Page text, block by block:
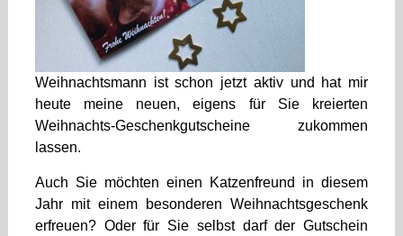
Weihnachtsmann ist schon jetzt aktiv und hat mir
heute meine neuen, eigens für Sie kreierten
Weihnachts-Geschenkgutscheine zukommen
lassen.
Auch Sie möchten einen Katzenfreund in diesem
Jahr mit einem besonderen Weihnachtsgeschenk
erfreuen? Oder für Sie selbst darf der Gutschein